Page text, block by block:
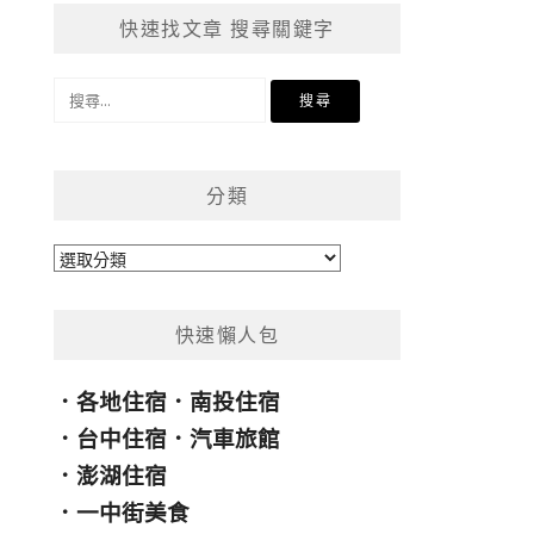
快速找文章 搜尋關鍵字
分類
分
快速懶人包
．各地住宿 ． 南投住宿
． 台中住宿 ．汽車旅館
．澎湖住宿
．一中街美食